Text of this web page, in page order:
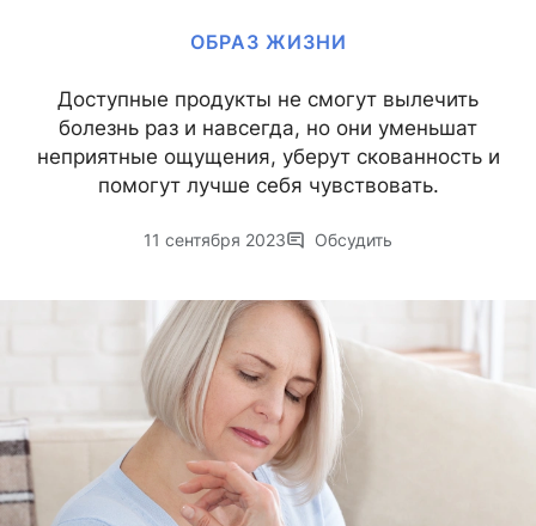
ОБРАЗ ЖИЗНИ
Доступные продукты не смогут вылечить
болезнь раз и навсегда, но они уменьшат
неприятные ощущения, уберут скованность и
помогут лучше себя чувствовать.
11 сентября 2023 Обсудить